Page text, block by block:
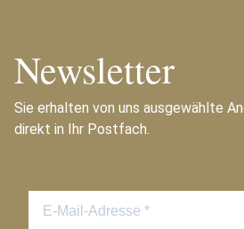
Newsletter
Sie erhalten von uns ausgewählte
direkt in Ihr Postfach.